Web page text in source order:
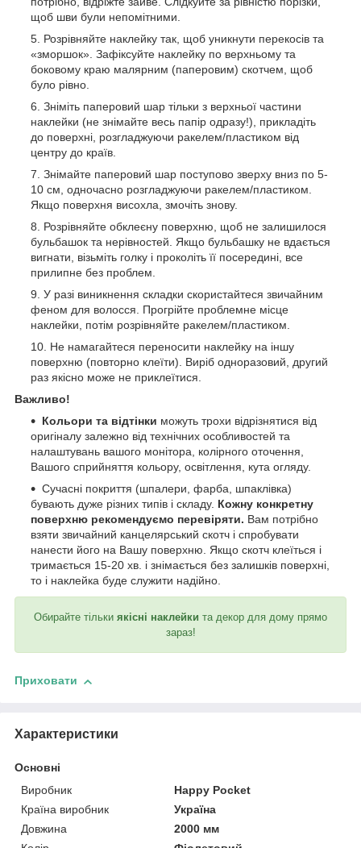
щоб шви були непомітними.
Розрівняйте наклейку так, щоб уникнути перекосів та
«зморшок». Зафіксуйте наклейку по верхньому та
боковому краю малярним (паперовим) скотчем, щоб
було рівно.
Зніміть паперовий шар тільки з верхньої частини
наклейки (не знімайте весь папір одразу!), прикладіть
до поверхні, розгладжуючи ракелем/пластиком від
центру до країв.
Знімайте паперовий шар поступово зверху вниз по 5-
10 см, одночасно розгладжуючи ракелем/пластиком.
Якщо поверхня висохла, змочіть знову.
Розрівняйте обклеєну поверхню, щоб не залишилося
бульбашок та нерівностей. Якщо бульбашку не вдається
вигнати, візьміть голку і проколіть її посередині, все
прилипне без проблем.
У разі виникнення складки скористайтеся звичайним
феном для волосся. Прогрійте проблемне місце
наклейки, потім розрівняйте ракелем/пластиком.
Не намагайтеся переносити наклейку на іншу
поверхню (повторно клеїти). Виріб одноразовий, другий
раз якісно може не приклеїтися.
Важливо!
Кольори та відтінки можуть трохи відрізнятися від
оригіналу залежно від технічних особливостей та
налаштувань вашого монітора, колірного оточення,
Вашого сприйняття кольору, освітлення, кута огляду.
Сучасні покриття (шпалери, фарба, шпаклівка)
бувають дуже різних типів і складу. Кожну конкретну
поверхню рекомендуємо перевіряти. Вам потрібно
взяти звичайний канцелярський скотч і спробувати
нанести його на Вашу поверхню. Якщо скотч клеїться і
тримається 15-20 хв. і знімається без залишків поверхні,
то і наклейка буде служити надійно.
Обирайте тільки якісні наклейки та декор для дому прямо
зараз!
Приховати
Характеристики
Основні
Виробник
Happy Pocket
Країна виробник
Україна
Довжина
2000 мм